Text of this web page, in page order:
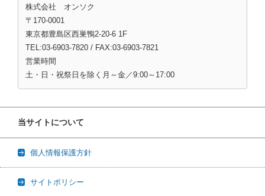
株式会社 オンソク
〒170-0001
東京都豊島区西巣鴨2-20-6 1F
TEL:03-6903-7820 / FAX:03-6903-7821
営業時間
土・日・祝祭日を除く月～金／9:00～17:00
当サイトについて
個人情報保護方針
サイトポリシー